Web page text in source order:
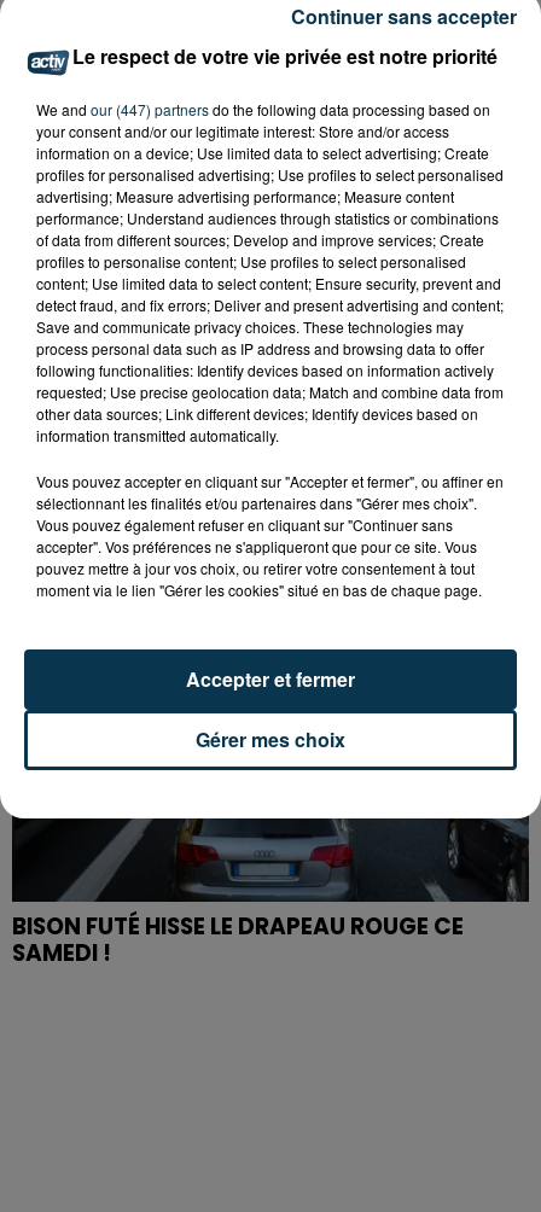
ARRÊTÉ POUR LES ACTIVITÉS DE...
PREMIÈRE VICTOIRE POUR NOS VERTS ?
BISON FUTÉ HISSE LE DRAPEAU ROUGE CE
SAMEDI !
Le respect de votre vie privée est notre priorité
We and our (447) partnersdo the following data processing based on
your consent and/or our legitimate interest: Store and/or access
information on a device; Use limited data to select advertising; Create
profiles for personalised advertising; Use profiles to select personalised
advertising; Measure advertising performance; Measure content
performance; Understand audiences through statistics or combinations
of data from different sources; Develop and improve services; Create
profiles to personalise content; Use profiles to select personalised
content; Use limited data to select content; Ensure security, prevent and
detect fraud, and fix errors; Deliver and present advertising and content;
Save and communicate privacy choices. These technologies may
process personal data such as IP address and browsing data to offer
following functionalities: Identify devices based on information actively
requested; Use precise geolocation data; Match and combine data from
other data sources; Link different devices; Identify devices based on
information transmitted automatically.
Vous pouvez accepter en cliquant sur "Accepter et fermer", ou affiner en
sélectionnant les finalités et/ou partenaires dans "Gérer mes choix".
Vous pouvez également refuser en cliquant sur "Continuer sans
accepter". Vos préférences ne s'appliqueront que pour ce site. Vous
pouvez mettre à jour vos choix, ou retirer votre consentement à tout
moment via le lien "Gérer les cookies" situé en bas de chaque page.
Gérer mes choix
Accepter et fermer
Continuer sans accepter